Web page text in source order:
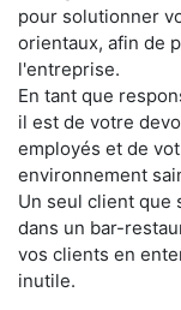
pour solutionner
orientaux, afin de
l'entreprise.
En tant que
il est de votre
employés et de
environnement
Un seul client que
dans un bar-
vos clients en
inutile.